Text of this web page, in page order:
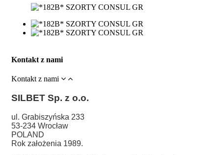
Kontakt z nami
Kontakt z nami
SILBET Sp. z o.o.
ul. Grabiszyńska 233
53-234 Wrocław
POLAND
Rok założenia 1989.